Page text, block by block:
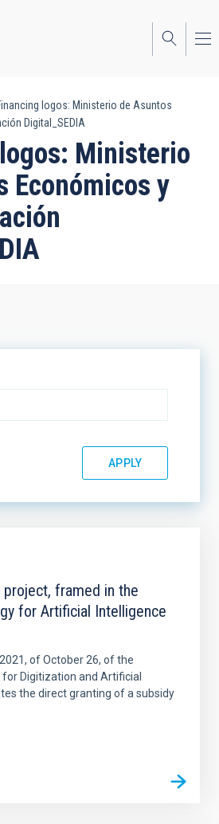
logos: Ministerio de Asuntos
Digital_SEDIA
Ministerio
Económicos y
project, framed in the
for Artificial Intelligence
of October 26, of the
Digitization and Artificial
the direct granting of a subsidy